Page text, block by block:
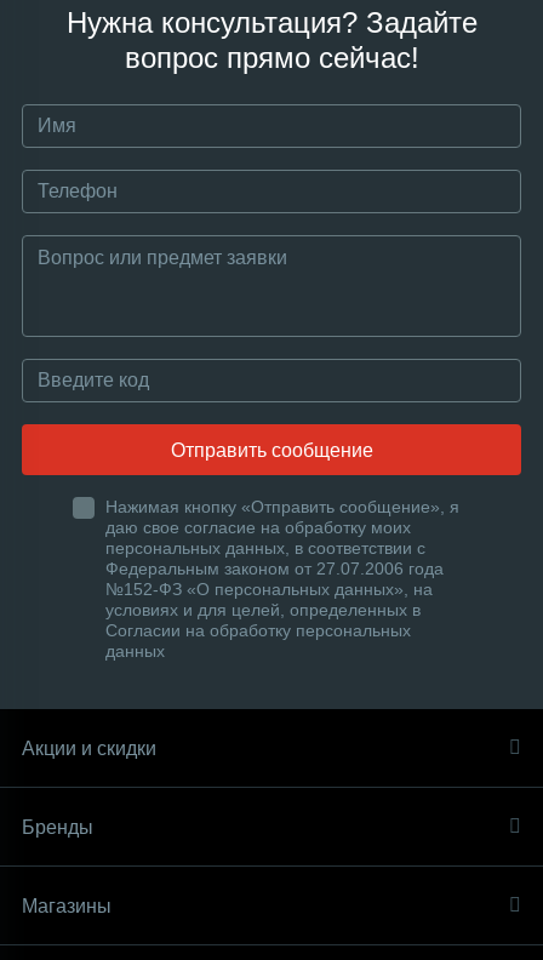
Нужна консультация? Задайте
вопрос прямо сейчас!
Отправить сообщение
Нажимая кнопку «Отправить сообщение», я
даю свое согласие на обработку моих
персональных данных, в соответствии с
Федеральным законом от 27.07.2006 года
№152-ФЗ «О персональных данных», на
условиях и для целей, определенных в
Согласии на обработку персональных
данных
Акции и скидки
Бренды
Магазины